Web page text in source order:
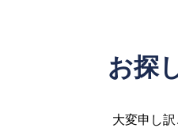
お探
大変申し